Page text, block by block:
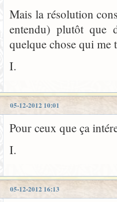
Mais la résolution
entendu) plutôt que
quelque chose qui me
I.
05-12-2012 10:01
Pour ceux que ça
I.
05-12-2012 16:13